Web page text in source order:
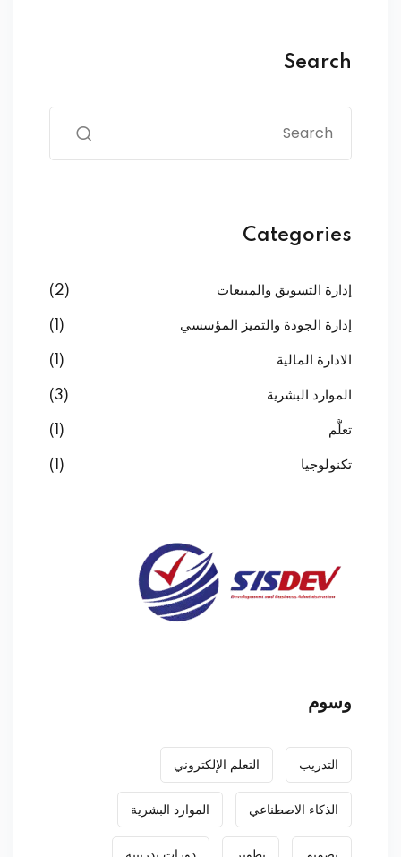
Search
Categories
إدارة التسويق والمبيعات (2)
إدارة الجودة والتميز المؤسسي (1)
الادارة المالية (1)
الموارد البشرية (3)
تعلُّم (1)
تكنولوجيا (1)
وسوم
التدريب التعلم الإلكتروني
الذكاء الاصطناعي الموارد البشرية